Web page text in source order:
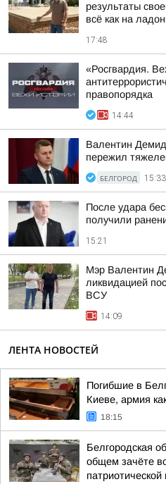
результаты
всё как на
17:48
«Росгвардия.
правопорядка
14:44
Валентин
пережил
БЕЛГОРОД 15:33
После удара
получили
15:21
Мэр Валентин
ликвидацией
ВСУ
14:09
ЛЕНТА НОВОСТЕЙ
Погибшие в
Киеве, армия
18:15
Белгородская
общем зачёте